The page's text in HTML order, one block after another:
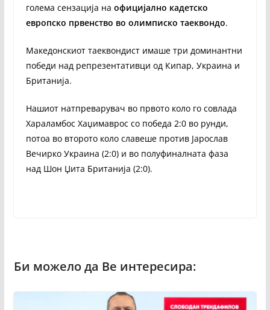
голема сензација на официјално кадетско
европско првенство во олимписко таеквондо.
Македонскиот таеквондист имаше три доминантни
победи над репрезентативци од Кипар, Украина и
Британија.
Нашиот натпреварувач во првото коло го совлада
Хараламбос Хаџимаврос со победа 2:0 во рунди,
потоа во второто коло славеше против Јарослав
Вечирко Украина (2:0) и во полуфиналната фаза
над Шон Џита Британија (2:0).